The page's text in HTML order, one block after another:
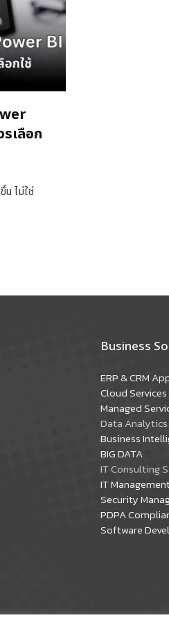
เลือก
น ไม่ใช่
Business
ERP & CRM
Cloud Services
Managed
Data Analytics
Business
BIG DATA
IT Consulting
IT
Security
PDPA
Software